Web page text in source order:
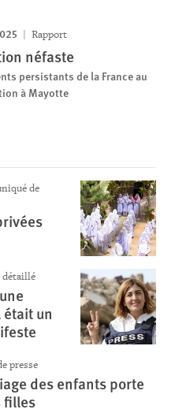
Rapport
néfaste
persistants de la France au
à Mayotte
de
détaillé
un
presse
des enfants porte
filles